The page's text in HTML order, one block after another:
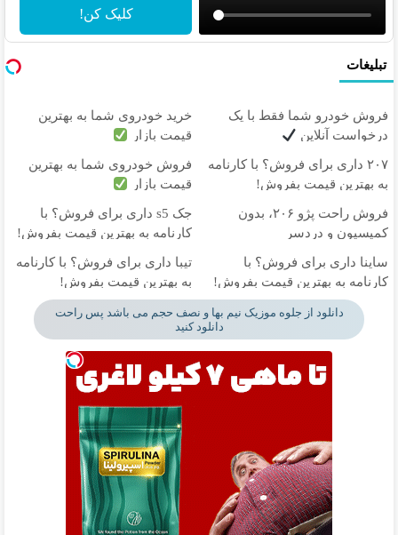
کلیک کن!
تبلیغات
فروش خودرو شما فقط با یک
درخواست آنلاین
خرید خودروی شما به بهترین
قیمت بازار
۲۰۷ داری برای فروش؟ با کارنامه
به بهترین قیمت بفروش!
فروش خودروی شما به بهترین
قیمت بازار
فروش راحت پژو ۲۰۶، بدون
کمیسیون و دردسر
جک s5 داری برای فروش؟ با
کارنامه به بهترین قیمت بفروش!
ساینا داری برای فروش؟ با
کارنامه به بهترین قیمت بفروش!
تیبا داری برای فروش؟ با کارنامه
به بهترین قیمت بفروش!
دانلود از جلوه موزیک نیم بها و نصف حجم می باشد پس راحت
دانلود کنید